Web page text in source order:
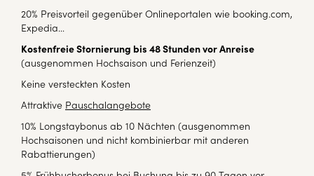
20% Preisvorteil gegenüber Onlineportalen wie booking.com,
Expedia…
Kostenfreie Stornierung bis 48 Stunden vor Anreise
(ausgenommen Hochsaison und Ferienzeit)
Keine versteckten Kosten
Attraktive Pauschalangebote
10% Longstaybonus ab 10 Nächten (ausgenommen
Hochsaisonen und nicht kombinierbar mit anderen
Rabattierungen)